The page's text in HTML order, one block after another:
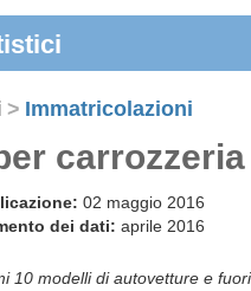
> Immatricolazioni
02 maggio 2016
dei dati: aprile 2016
10 modelli di autovetture e